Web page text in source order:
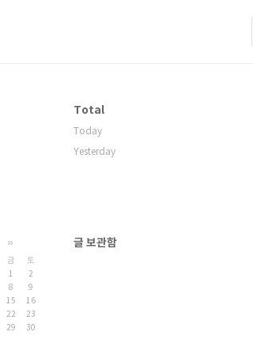
Total
Today
Yesterday
»
금
토
1
2
8
9
15
16
22
23
29
30
글 보관함